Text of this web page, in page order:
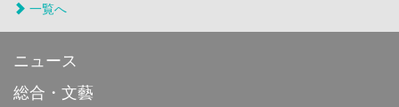
一覧へ
ニュース
総合・文藝